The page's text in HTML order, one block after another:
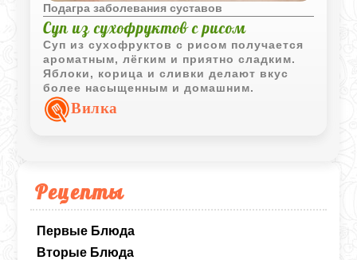
Рецепты
Первые Блюда
Вторые Блюда
Подагра заболевания суставов
Суп из сухофруктов с рисом
Суп из сухофруктов с рисом получается
ароматным, лёгким и приятно сладким.
Яблоки, корица и сливки делают вкус
более насыщенным и домашним.
Вилка